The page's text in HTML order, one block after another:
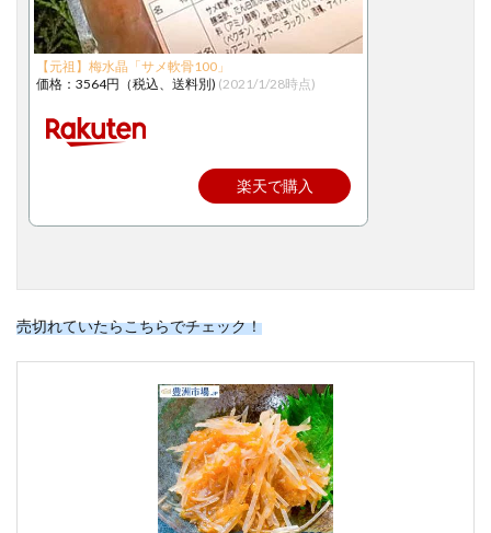
【元祖】梅水晶「サメ軟骨100」
価格：3564円（税込、送料別) (2021/1/28時点)
楽天で購入
売切れていたらこちらでチェック！